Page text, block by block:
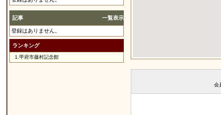
記事 一覧表示
登録はありません。
ランキング
1. 甲府市藤村記念館
会